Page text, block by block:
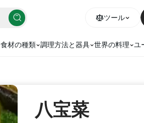
ツール
食材の種類 調理方法と器具 世界の料理 ユ
八宝菜